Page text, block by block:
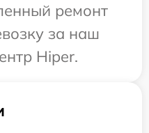
ремонт
за наш
Hiper.